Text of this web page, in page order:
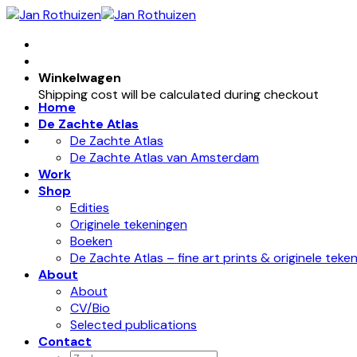
Skip
content
Winkelwagen
Shipping cost will be calculated during checkout
Home
De Zachte Atlas
De Zachte Atlas
De Zachte Atlas van Amsterdam
Work
Shop
Edities
Originele tekeningen
Boeken
De Zachte Atlas – fine art prints & originele
About
About
CV/Bio
Selected publications
Contact